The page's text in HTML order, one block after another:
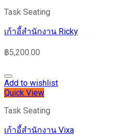
Task Seating
เก้าอี้สำนักงาน Ricky
฿5,200.00
Add to wishlist
Quick View
Task Seating
เก้าอี้สำนักงาน Vixa